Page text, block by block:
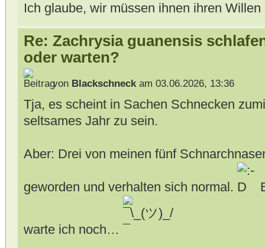
Ich glaube, wir müssen ihnen ihren
Re: Zachrysia guanensis
oder warten?
von Blackschneckam 03.06.2026, 13:36
Tja, es scheint in Sachen Schnecken
seltsames Jahr zu sein.
Aber: Drei von meinen fünf
geworden und verhalten sich normal.
warte ich noch…